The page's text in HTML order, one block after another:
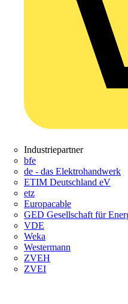
Industriepartner
bfe
de - das Elektrohandwerk
ETIM Deutschland eV
etz
Europacable
GED Gesellschaft für
VDE
Weka
Westermann
ZVEH
ZVEI